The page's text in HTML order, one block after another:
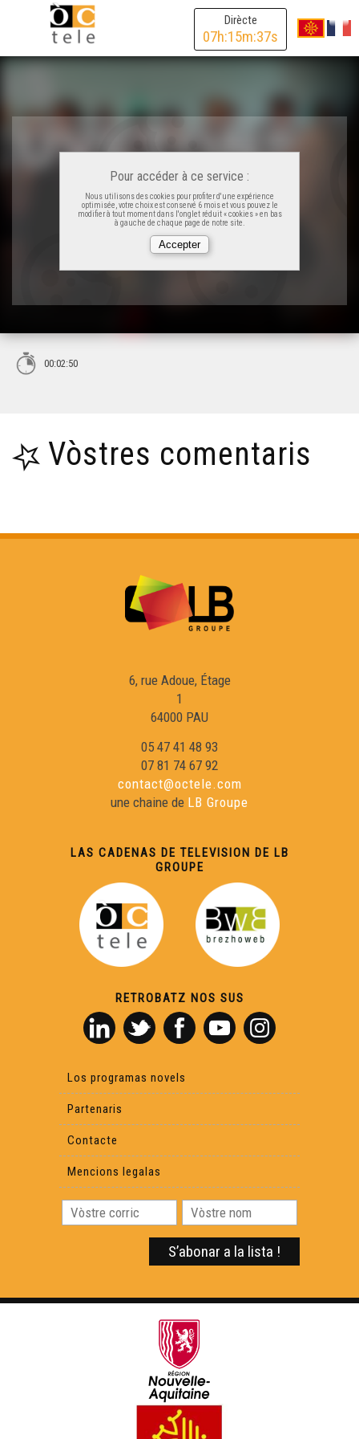
Dirècte
07h:15m:37s
Pour accéder à ce service :
Nous utilisons des cookies pour profiter d'une expérience
optimisée, votre choix est conservé 6 mois et vous pouvez le
modifier à tout moment dans l'onglet réduit « cookies » en bas
à gauche de chaque page de notre site.
00:02:50
Vòstres comentaris
6, rue Adoue, Étage
1
64000 PAU
05 47 41 48 93
07 81 74 67 92
contact@octele.com
une chaine de LB Groupe
LAS CADENAS DE TELEVISION DE LB
GROUPE
RETROBATZ NOS SUS
Los programas novels
Partenaris
Contacte
Mencions legalas